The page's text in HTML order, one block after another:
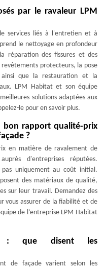
par le ravaleur LPM
services liés à l'entretien et à
le nettoyage en profondeur
réparation des fissures et des
protecteurs, la pose
que la restauration et la
LPM Habitat et son équipe
solutions adaptées aux
le pour en savoir plus.
rapport qualité-prix
?
en matière de ravalement de
d'entreprises réputées.
uniquement au coût initial.
des matériaux de qualité,
sur leur travail. Demandez des
vous assurer de la fiabilité et de
de l’entreprise LPM Habitat
: que disent les
de façade varient selon les